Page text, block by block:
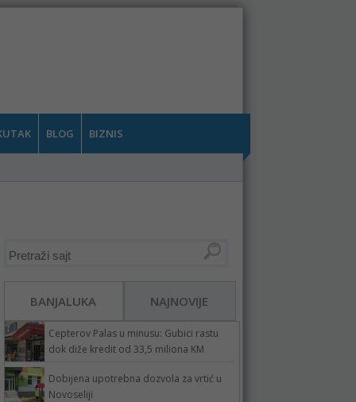
BLOG BIZNIS
BANJALUKA NAJNOVIJE
Cepterov Palas u minusu: Gubici rastu
dok diže kredit od 33,5 miliona KM
Dobijena upotrebna dozvola za vrtić u
Novoseliji